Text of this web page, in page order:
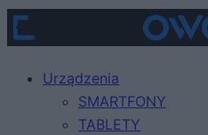
Urządzenia
SMARTFONY
TABLETY